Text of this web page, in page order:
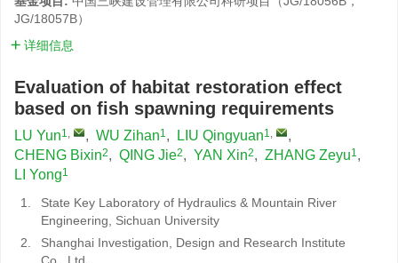
JG/18057B）
详细信息
Evaluation of habitat restoration effect
based on fish spawning requirements
LU Yun1, , WU Zihan1, LIU Qingyuan1,
,
CHENG Bixin2, QING Jie2, YAN Xin2, ZHANG Zeyu1,
LI Yong1
1.
State Key Laboratory of Hydraulics & Mountain River
Engineering, Sichuan University
2.
Shanghai Investigation, Design and Research Institute